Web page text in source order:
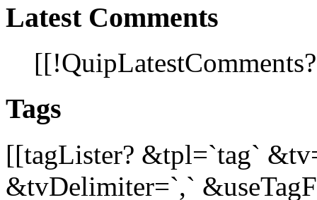
Latest Comments
Tags
[[tagLister? &tpl=`tag`
&tvDelimiter=`,`